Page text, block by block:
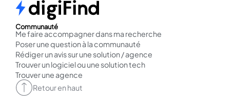
Communauté
Me faire accompagner dans ma recherche
Poser une question à la communauté
Rédiger un avis sur une solution / agence
Trouver un logiciel ou une solution tech
Trouver une agence
Retour en haut